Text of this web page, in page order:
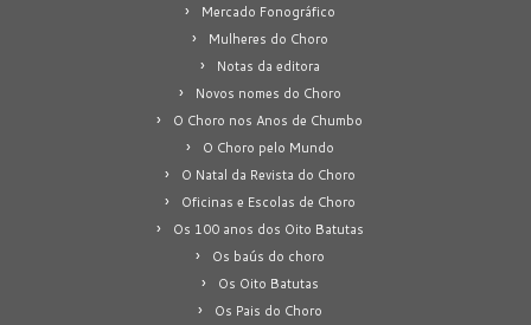
Mercado Fonográfico
Mulheres do Choro
Notas da editora
Novos nomes do Choro
O Choro nos Anos de Chumbo
O Choro pelo Mundo
O Natal da Revista do Choro
Oficinas e Escolas de Choro
Os 100 anos dos Oito Batutas
Os baús do choro
Os Oito Batutas
Os Pais do Choro